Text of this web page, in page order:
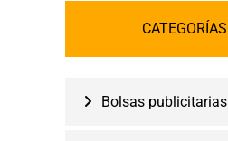
CATEGORÍAS
Bolsas publicitarias